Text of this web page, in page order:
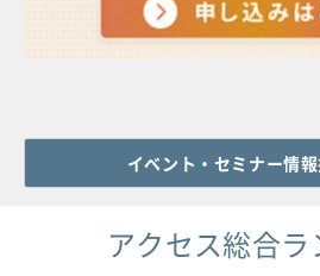
イベント・セミナー情
アクセス総合